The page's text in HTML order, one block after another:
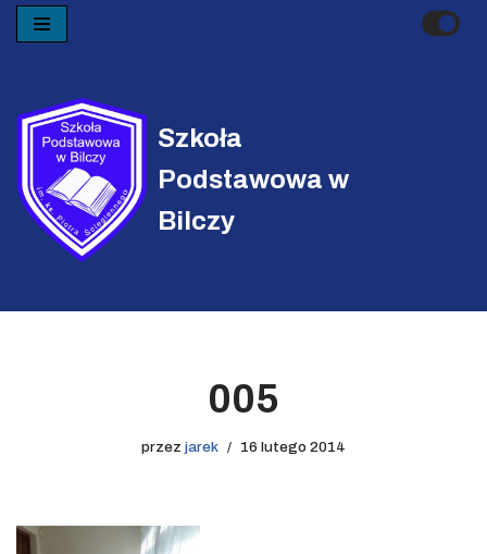
treści
Szkoła
Podstawowa w
Bilczy
005
przez jarek 16 lutego 2014